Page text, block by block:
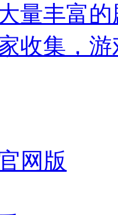
量丰富
收集，
网版